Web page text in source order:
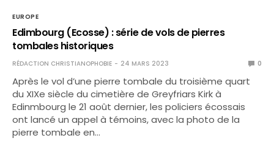
EUROPE
Edimbourg (Ecosse) : série de vols de pierres
tombales historiques
RÉDACTION CHRISTIANOPHOBIE 24 MARS 2023 0
Après le vol d’une pierre tombale du troisième quart
du XIXe siècle du cimetière de Greyfriars Kirk à
Edinmbourg le 21 août dernier, les policiers écossais
ont lancé un appel à témoins, avec la photo de la
pierre tombale en…